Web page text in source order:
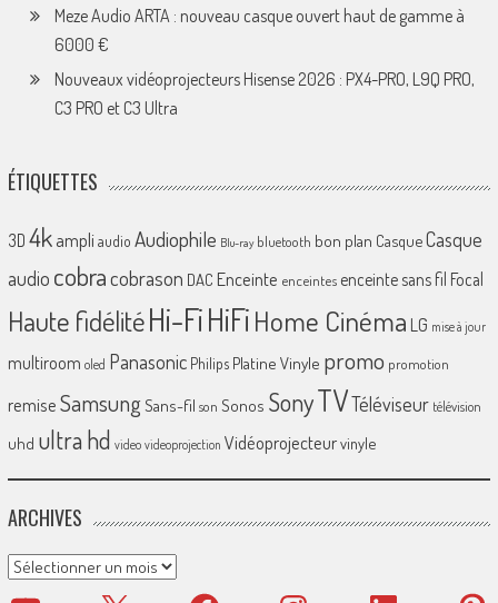
Meze Audio ARTA : nouveau casque ouvert haut de gamme à
6000 €
Nouveaux vidéoprojecteurs Hisense 2026 : PX4-PRO, L9Q PRO,
C3 PRO et C3 Ultra
ÉTIQUETTES
3D 4k ampliaudio Audiophile Blu-ray bluetooth bon plan CasqueCasque
audio cobracobrason DAC Enceinte enceintes enceinte sans fil Focal
Haute fidélitéHi-FiHiFiHome Cinéma LG mise à jour
multiroom oled Panasonic Philips Platine Vinyle promo promotion
remiseSamsungSans-fil son Sonos SonyTVTéléviseur télévision
uhd ultra hd video videoprojection Vidéoprojecteurvinyle
ARCHIVES
Archives